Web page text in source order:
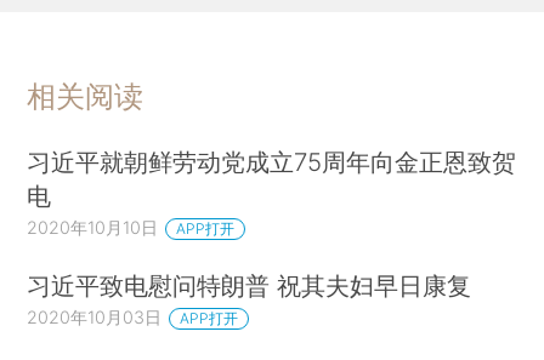
相关阅读
习近平就朝鲜劳动党成立75周年向金正恩致贺
电
2020年10月10日 APP打开
习近平致电慰问特朗普 祝其夫妇早日康复
2020年10月03日 APP打开